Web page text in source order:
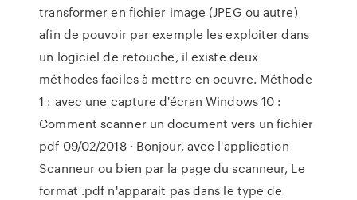
transformer en fichier image (JPEG ou autre)
afin de pouvoir par exemple les exploiter dans
un logiciel de retouche, il existe deux
méthodes faciles à mettre en oeuvre. Méthode
1 : avec une capture d'écran Windows 10 :
Comment scanner un document vers un fichier
pdf 09/02/2018 · Bonjour, avec l'application
Scanneur ou bien par la page du scanneur, Le
format .pdf n'apparait pas dans le type de